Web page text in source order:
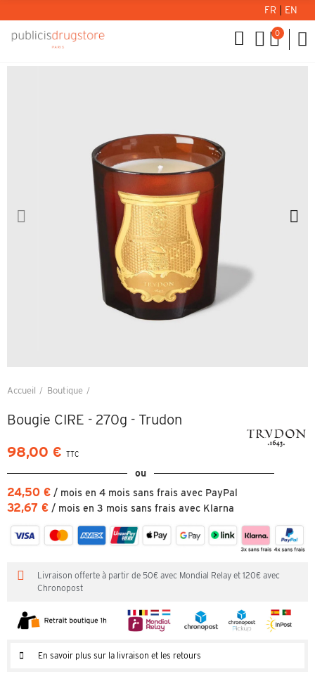
FR EN
0
Accueil Boutique
Bougie CIRE - 270g - Trudon
98,00 € TTC
ou
24,50 € / mois en 4 mois sans frais avec PayPal
32,67 € / mois en 3 mois sans frais avec Klarna
Livraison offerte à partir de 50€ avec Mondial Relay et 120€ avec
Chronopost
En savoir plus sur la livraison et les retours